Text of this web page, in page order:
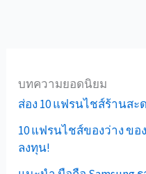
บทความยอดนิยม
ส่อง 10 แฟรนไชส์ร้านส
10 แฟรนไชส์ของว่าง ขอ
ลงทุน!